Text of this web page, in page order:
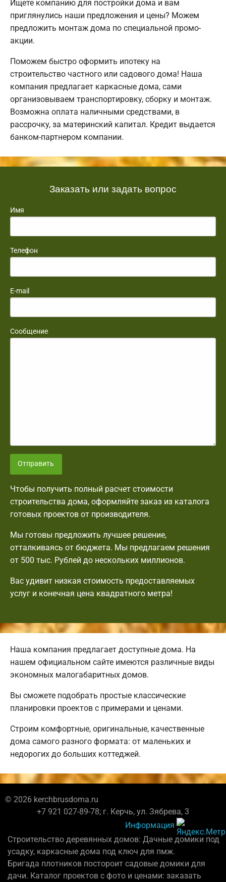
Ищете компанию для постройки дома и вам
приглянулись наши предложения и цены? Можем
предложить монтаж дома по специальной промо-
акции.
Поможем быстро оформить ипотеку на
строительство частного или садового дома! Наша
компания предлагает каркасные дома, сами
организовываем транспортировку, сборку и монтаж.
Возможна оплата наличными средствами, в
рассрочку, за материнский капитал. Кредит выдается
банком-партнером компании.
Заказать или задать вопрос
Имя
Телефон
E-mail
Сообщение
Отправить
Чтобы получить полный расчет стоимости
строительства дома, оформляйте заказ из каталога
готовых проектов от производителя.
Мы готовы предложить лучшее решение,
отталкиваясь от бюджета. Мы предлагаем решения
от 500 тыс. Рублей до нескольких миллионов.
Вас удивит низкая стоимость предоставляемых
услуг и конечная цена квадратного метра!
Наша компания предлагает доступные дома. На
нашем официальном сайте имеются различные виды
экономных малогабаритных домов.
Вы сможете подобрать простые классические
планировки проектов с примерами и ценами.
Строим комфортные, оригинальные, качественные
дома самого разного формата: от маленьких и
недорогих до больших коттеджей.
© 2026 kerchbrusdoma.ru
+7 921 027-89-78; г. Керчь, ул. Зябрева, 3
Информация
Строительство деревянных домов: Дачные домики под
усадку, каркасные дома под ключ для пмж.
Бригада плотников постороит садовые домики для
дачи. Каталог проектов с фото и ценами: заказать